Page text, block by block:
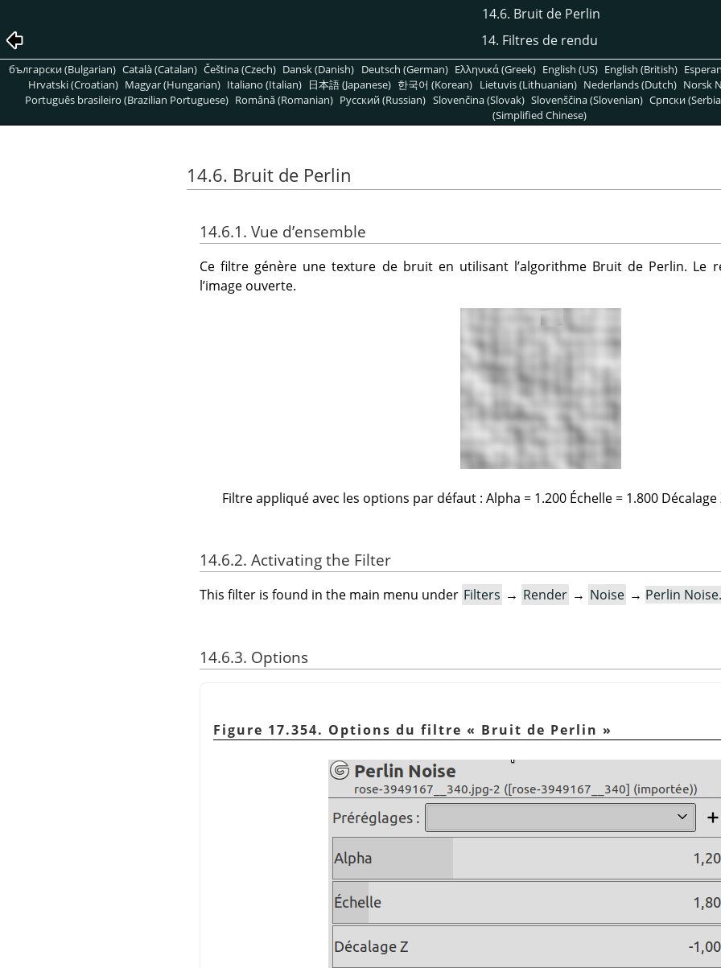
14.6. Bruit de Perlin
14. Filtres de rendu
български (Bulgarian) Català (Catalan) Čeština (Czech) Dansk (Danish) Deutsch (German) Ελληνικά (Greek) English (US) English (British)
Hrvatski (Croatian) Magyar (Hungarian) Italiano (Italian) 日本語 (Japanese) 한국어 (Korean) Lietuvis (Lithuanian) Nederlands (Dutch) Norsk
Português brasileiro (Brazilian Portuguese) Română (Romanian) Pусский (Russian) Slovenčina (Slovak) Slovenščina (Slovenian) Српски
(Simplified Chinese)
14.6. Bruit de Perlin
14.6.1. Vue d’ensemble
Ce filtre génère une texture de bruit en utilisant l’algorithme Bruit de Perlin. Le
l’image ouverte.
Filtre appliqué avec les options par défaut : Alpha = 1.200 Échelle = 1.800
14.6.2. Activating the Filter
This filter is found in the main menu under Filters → Render → Noise → Perlin
14.6.3. Options
Figure 17.354. Options du filtre « Bruit de Perlin »